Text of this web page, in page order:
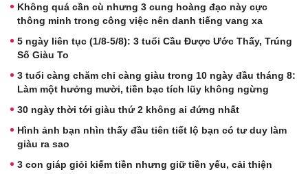
Không quá cần cù nhưng 3 cung hoàng đạo này cực
thông minh trong công việc nên danh tiếng vang xa
5 ngày liên tục (1/8-5/8): 3 tuổi Cầu Được Ước Thấy, Trúng
Số Giàu To
3 tuổi càng chăm chỉ càng giàu trong 10 ngày đầu tháng 8:
Làm một hưởng mười, tiền bạc tích lũy không ngừng
30 ngày thời tới giàu thứ 2 không ai đứng nhất
Hình ảnh bạn nhìn thấy đầu tiên tiết lộ bạn có tư duy làm
giàu ra sao
3 con giáp giỏi kiếm tiền nhưng giữ tiền yếu, cải thiện